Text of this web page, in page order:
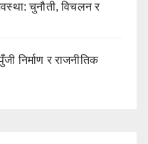
चुनौती, विचलन र
निर्माण र राजनीतिक